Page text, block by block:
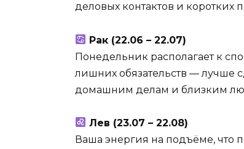
деловых контактов и коротких
Рак (22.06 – 22.07)
Понедельник располагает к
лишних обязательств — лучше
домашним делам и близким
Лев (23.07 – 22.08)
Ваша энергия на подъёме, что